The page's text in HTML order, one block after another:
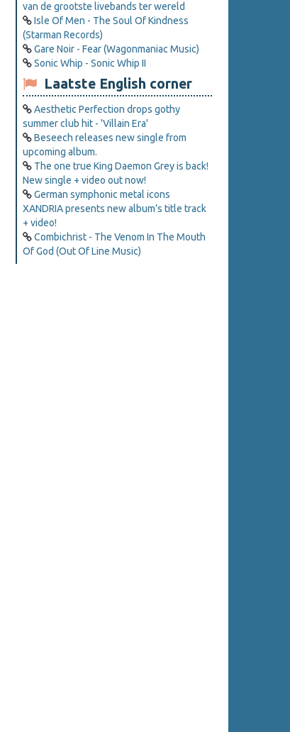
van de grootste livebands ter wereld
Isle Of Men - The Soul Of Kindness
(Starman Records)
Gare Noir - Fear (Wagonmaniac Music)
Sonic Whip - Sonic Whip II
Laatste English corner
Aesthetic Perfection drops gothy
summer club hit - 'Villain Era'
Beseech releases new single from
upcoming album.
The one true King Daemon Grey is back!
New single + video out now!
German symphonic metal icons
XANDRIA presents new album’s title track
+ video!
Combichrist - The Venom In The Mouth
Of God (Out Of Line Music)